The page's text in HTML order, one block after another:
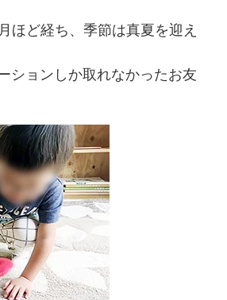
ほど経ち、季節は真夏を迎え
ションしか取れなかったお友